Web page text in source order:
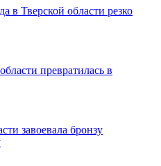
в Тверской области резко
превратилась в
завоевала бронзу